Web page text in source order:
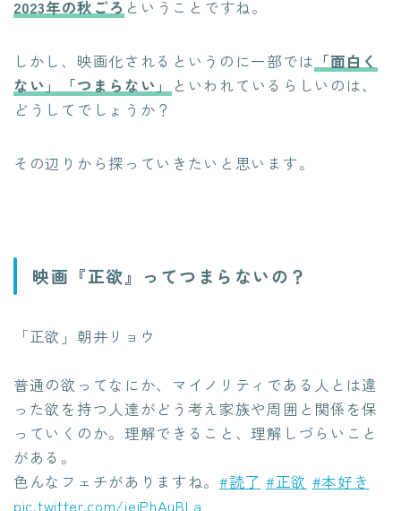
2023年の秋ごろ ということですね。
しかし、映画化されるというのに一部では 「面白く
ない」「つまらない」
といわれているらしいのは、
どうしてでしょうか？
その辺りから探っていきたいと思います。
映画『正欲』ってつまらないの？
「正欲」朝井リョウ
普通の欲ってなにか、マイノリティである人とは違
った欲を持つ人達がどう考え家族や周囲と関係を保
っていくのか。理解できること、理解しづらいこと
がある。
色んなフェチがありますね。#読了 #正欲 #本好き
pic.twitter.com/jeiPhAuBLa